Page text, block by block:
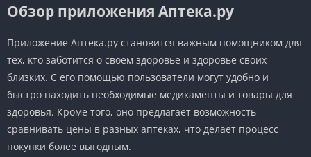
Обзор приложения Аптека.ру
Приложение Аптека.ру становится важным помощником для
тех, кто заботится о своем здоровье и здоровье своих
близких. С его помощью пользователи могут удобно и
быстро находить необходимые медикаменты и товары для
здоровья. Кроме того, оно предлагает возможность
сравнивать цены в разных аптеках, что делает процесс
покупки более выгодным.